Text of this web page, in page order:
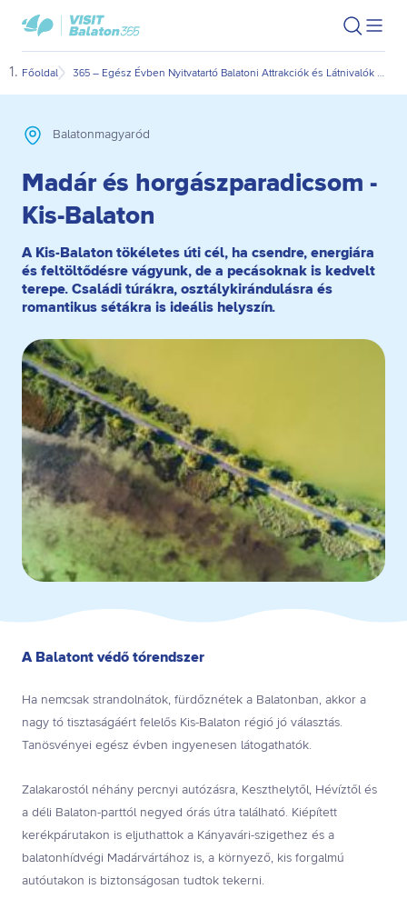
Ugrás
fő
Ugrás
oldal
VisitBalaton365
kezdőlap
Keresés
Főoldal 365 – Egész Évben Nyitvatartó Balatoni Attrakciók és Látnivalók | visitbalaton365.hu
Balatonmagyaród
Madár és horgászparadicsom -
Kis-Balaton
A Kis-Balaton tökéletes úti cél, ha csendre, energiára
és feltöltődésre vágyunk, de a pecásoknak is kedvelt
terepe. Családi túrákra, osztálykirándulásra és
romantikus sétákra is ideális helyszín.
A Balatont védő tórendszer
Ha nemcsak strandolnátok, fürdőznétek a Balatonban, akkor a
nagy tó tisztaságáért felelős Kis-Balaton régió jó választás.
Tanösvényei egész évben ingyenesen látogathatók.
Zalakarostól néhány percnyi autózásra, Keszthelytől, Hévíztől és
a déli Balaton-parttól negyed órás útra található. Kiépített
kerékpárutakon is eljuthattok a Kányavári-szigethez és a
balatonhídvégi Madárvártához is, a környező, kis forgalmú
autóutakon is biztonságosan tudtok tekerni.